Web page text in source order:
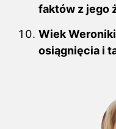
faktów z jego
Wiek
osiągnięcia i